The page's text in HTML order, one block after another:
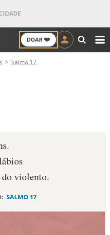
DOAR ❤️
Salmo 17
violento.
SALMO 17